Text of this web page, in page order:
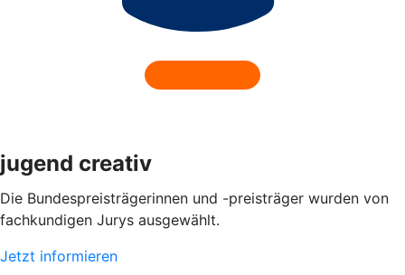
jugend creativ
Die Bundespreisträgerinnen und -preisträger wurden von
fachkundigen Jurys ausgewählt.
Jetzt informieren